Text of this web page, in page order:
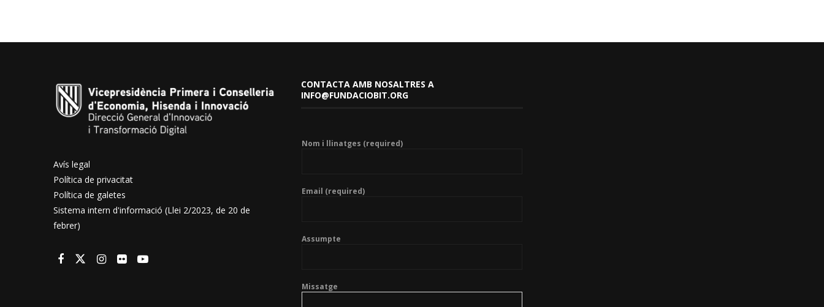
Avís legal
Política de privacitat
Política de galetes
Sistema intern d'informació (Llei 2/2023, de 20 de
febrer)
CONTACTA AMB NOSALTRES A
INFO@FUNDACIOBIT.ORG
Nom i llinatges (required)
Email (required)
Assumpte
Missatge